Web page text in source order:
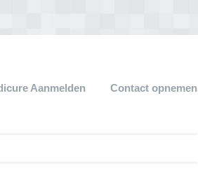
Aanmelden Contact opnemen